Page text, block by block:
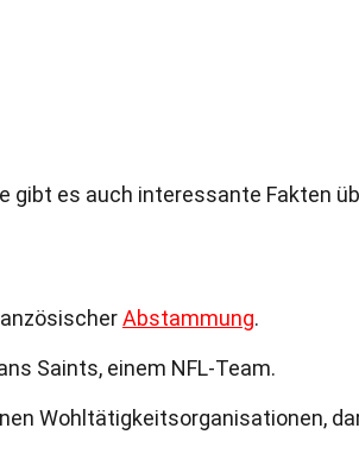
gibt es auch interessante Fakten
Abstammung.
Saints, einem NFL-Team.
Wohltätigkeitsorganisationen,